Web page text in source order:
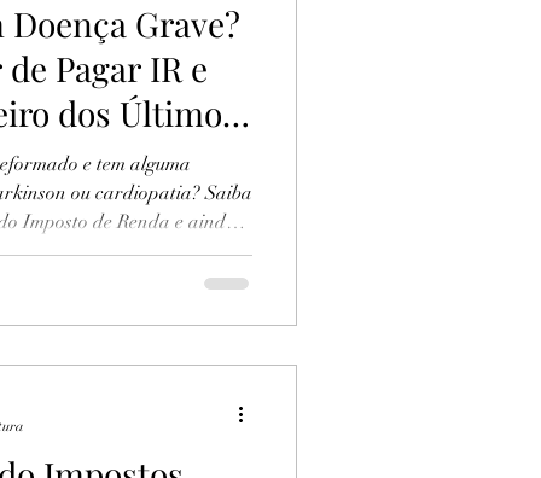
Grave?
Pagar IR e
dos Últimos
e tem alguma
ou cardiopatia? Saiba
Imposto de Renda e ainda
últimos 5 anos. Milhares de
necessidade por falta de